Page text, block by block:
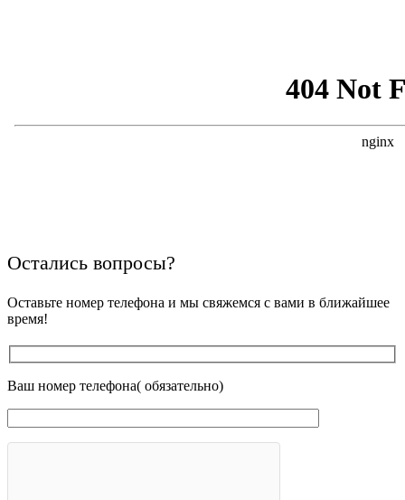
Остались вопросы?
Оставьте номер телефона и мы свяжемся с вами в ближайшее
время!
Ваш номер телефона( обязательно)